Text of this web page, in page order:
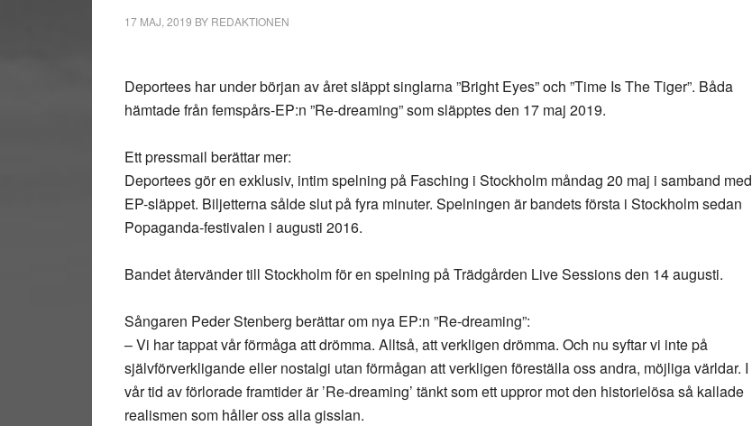
17 MAJ, 2019 BY REDAKTIONEN
Deportees har under början av året släppt singlarna ”Bright Eyes” och ”Time Is The Tiger”. Båda
hämtade från femspårs-EP:n ”Re-dreaming” som släpptes den 17 maj 2019.
Ett pressmail berättar mer:
Deportees gör en exklusiv, intim spelning på Fasching i Stockholm måndag 20 maj i samband med
EP-släppet. Biljetterna sålde slut på fyra minuter. Spelningen är bandets första i Stockholm sedan
Popaganda-festivalen i augusti 2016.
Bandet återvänder till Stockholm för en spelning på Trädgården Live Sessions den 14 augusti.
Sångaren Peder Stenberg berättar om nya EP:n ”Re-dreaming”:
– Vi har tappat vår förmåga att drömma. Alltså, att verkligen drömma. Och nu syftar vi inte på
självförverkligande eller nostalgi utan förmågan att verkligen föreställa oss andra, möjliga världar. I
vår tid av förlorade framtider är ’Re-dreaming’ tänkt som ett uppror mot den historielösa så kallade
realismen som håller oss alla gisslan.